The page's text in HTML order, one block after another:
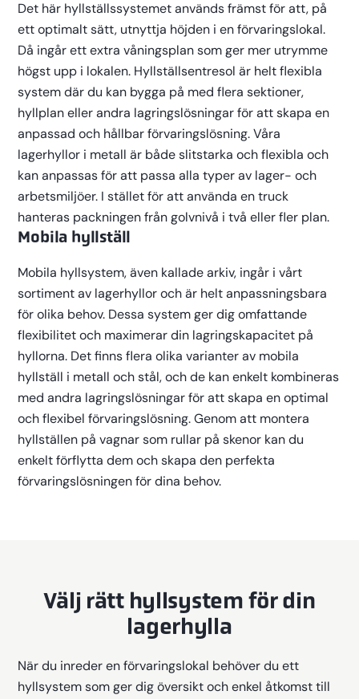
Det här hyllställssystemet används främst för att, på
ett optimalt sätt, utnyttja höjden i en förvaringslokal.
Då ingår ett extra våningsplan som ger mer utrymme
högst upp i lokalen. Hyllställsentresol är helt flexibla
system där du kan bygga på med flera sektioner,
hyllplan eller andra lagringslösningar för att skapa en
anpassad och hållbar förvaringslösning. Våra
lagerhyllor i metall är både slitstarka och flexibla och
kan anpassas för att passa alla typer av lager- och
arbetsmiljöer. I stället för att använda en truck
hanteras packningen från golvnivå i två eller fler plan.
Mobila hyllställ
Mobila hyllsystem, även kallade arkiv, ingår i vårt
sortiment av lagerhyllor och är helt anpassningsbara
för olika behov. Dessa system ger dig omfattande
flexibilitet och maximerar din lagringskapacitet på
hyllorna. Det finns flera olika varianter av mobila
hyllställ i metall och stål, och de kan enkelt kombineras
med andra lagringslösningar för att skapa en optimal
och flexibel förvaringslösning. Genom att montera
hyllställen på vagnar som rullar på skenor kan du
enkelt förflytta dem och skapa den perfekta
förvaringslösningen för dina behov.
Välj rätt hyllsystem för din
lagerhylla
När du inreder en förvaringslokal behöver du ett
hyllsystem som ger dig översikt och enkel åtkomst till